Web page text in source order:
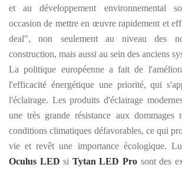
et au développement environnemental
occasion de mettre en œuvre rapidement et
deal", non seulement au niveau des
construction, mais aussi au sein des anciens
La politique européenne a fait de
l'efficacité énergétique une priorité, qui
l'éclairage. Les produits d'éclairage
une très grande résistance aux dommages
conditions climatiques défavorables, ce qui
vie et revêt une importance écologique.
Oculus LED si Tytan LED Pro sont des